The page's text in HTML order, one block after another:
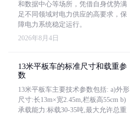
和数据中心等场所，凭借自身优势满
足不同领域对电力供应的高要求，保
障电力系统稳定运行。
2026年8月4日
13米平板车的标准尺寸和载重参
数
13米平板车主要技术参数包括: a)外形
尺寸:长13m×宽2.45m,栏板高55cm b)
承载能力:标载30-35吨,最大允许总重